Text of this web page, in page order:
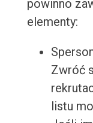
powinno
elementy:
Zwróć
listu